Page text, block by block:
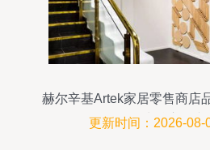
赫尔辛基Artek家居零售商店
零售为核心的文
更新时间：2026-08-